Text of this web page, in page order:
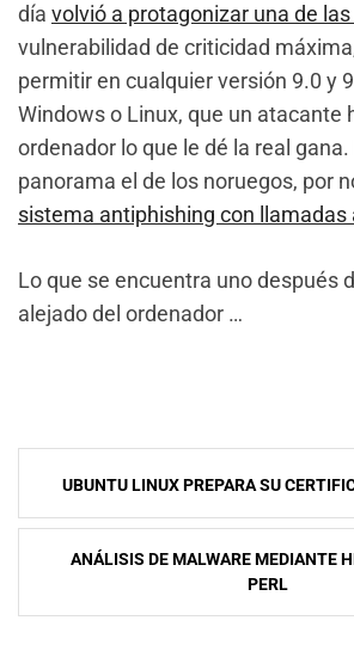
día volvió a protagonizar una de
vulnerabilidad de criticidad
permitir en cualquier versión 9.0 y
Windows o Linux, que un atacante
ordenador lo que le dé la real
panorama el de los noruegos, por
sistema antiphishing con llamadas
Lo que se encuentra uno después
alejado del ordenador …
NavegaciÃ³n
de
entradas
UBUNTU LINUX PREPARA SU
ANÁLISIS DE MALWARE MEDIANTE
PERL